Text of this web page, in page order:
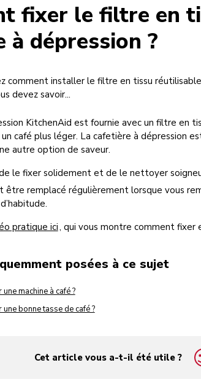
fixer le filtre en
à dépression ?
comment installer le filtre en tissu
devez savoir...
KitchenAid est fournie avec un filtre en
café plus léger. La cafetière à dépression
autre option de saveur.
le fixer solidement et de le nettoyer
remplacé régulièrement lorsque vous
pratique ici, qui vous montre comment
posées à ce sujet
machine à café ?
bonne tasse de café ?
Cet article vous a-t-il été utile ?
yes
no